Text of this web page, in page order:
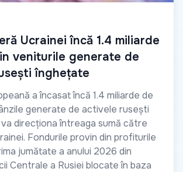
Ucrainei încă 1.4 miliarde
veniturile generate de
înghețate
a încasat încă 1.4 miliarde de
generate de activele rusești
direcționa întreaga sumă către
Fondurile provin din profiturile
jumătate a anului 2026 din
Centrale a Rusiei blocate în baza